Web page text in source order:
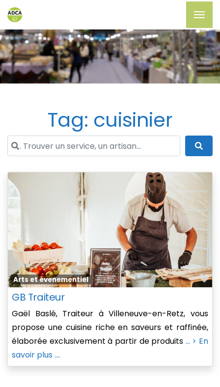
Tag: cuisinier
. Trouver un service, un artisan...
Arts et évenementiel
GB Traiteur
Gaël Baslé, Traiteur à Villeneuve-en-Retz, vous
propose une cuisine riche en saveurs et raffinée,
élaborée exclusivement à partir de produits ... > En
savoir plus ....